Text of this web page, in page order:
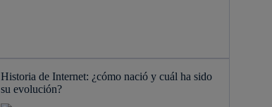
Historia de Internet: ¿cómo nació y cuál ha sido
su evolución?